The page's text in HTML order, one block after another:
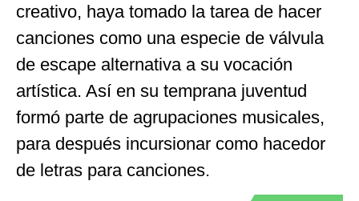
creativo, haya tomado la tarea de hacer
canciones como una especie de válvula
de escape alternativa a su vocación
artística. Así en su temprana juventud
formó parte de agrupaciones musicales,
para después incursionar como hacedor
de letras para canciones.